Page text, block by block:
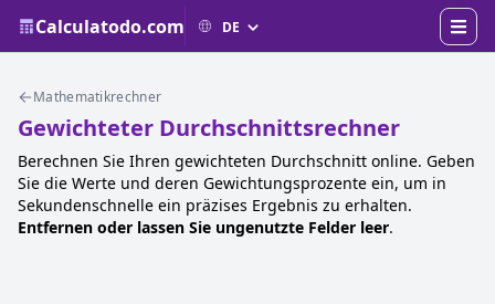
Calculatodo.com
Mathematikrechner
Gewichteter Durchschnittsrechner
Berechnen Sie Ihren gewichteten Durchschnitt online. Geben
Sie die Werte und deren Gewichtungsprozente ein, um in
Sekundenschnelle ein präzises Ergebnis zu erhalten.
Entfernen oder lassen Sie ungenutzte Felder leer.